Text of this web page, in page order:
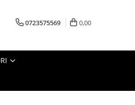
0723575569 0,00